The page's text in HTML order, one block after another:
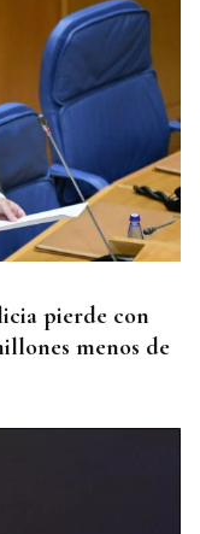
pierde con
menos de